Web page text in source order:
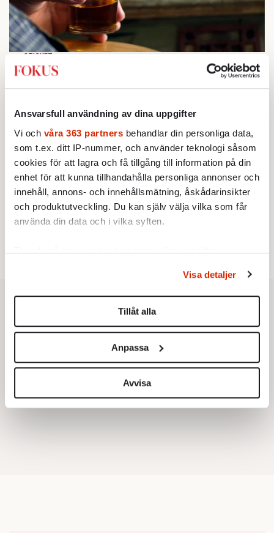
Ansvarsfull användning av dina uppgifter
Vi och våra 363 partners behandlar din personliga data,
som t.ex. ditt IP-nummer, och använder teknologi såsom
cookies för att lagra och få tillgång till information på din
enhet för att kunna tillhandahålla personliga annonser och
innehåll, annons- och innehållsmätning, åskådarinsikter
och produktutveckling. Du kan själv välja vilka som får
använda din data och i vilka syften.
Ta reda på mer om hur dina personliga uppgifter
Du kan ändra eller dra tillbaka ditt samtycke när som
helst från cookie-förklaringen.
Vi använder enhetsidentifierare för att anpassa innehållet
för sociala medier och analysera vår trafik. Vi
vidarebefordrar även sådana identifierare och annan
information från din enhet till de sociala medier och
annons- och analysföretag som vi samarbetar med.
Visa detaljer
Tillåt alla
Anpassa
Avvisa
STICKET
1.Bitte Assarmo:
Sagan om den lågbegåvade
ursprungsbefolkningen i Filipstad
KRÖNIKA
franska civilisationen
3.Den röda tråden som brast
Av: Gustaf Lewander
4.Nina Lekander:På ”Kommunisthögskolan” drömde
alla om att vara arbetarklass
KRÖNIKA
5. Sakine Madon:
Efter islamistdådet oroar sig
vänstern för Agnes Wold
STICKET